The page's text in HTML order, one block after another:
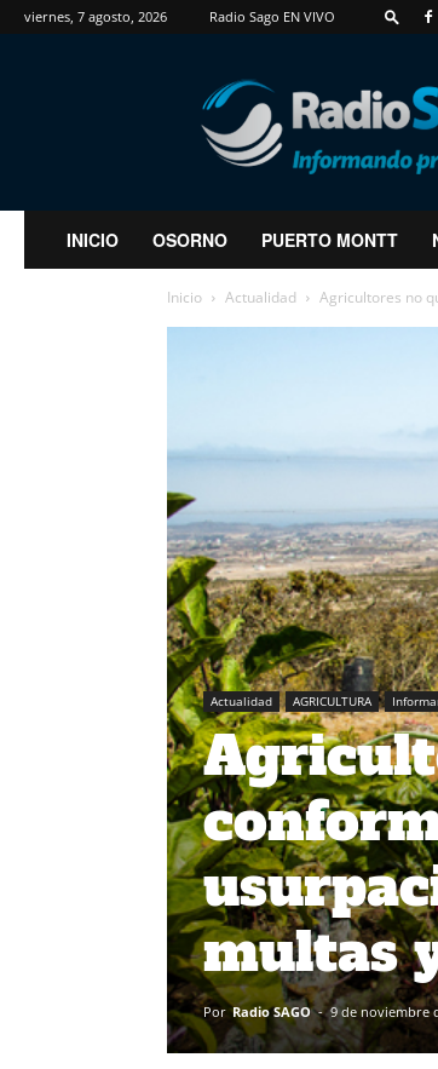
viernes, 7 agosto, 2026 Radio Sago EN VIVO
RadioSago
INICIO OSORNO PUERTO MONTT
Inicio Actualidad Agricultores no
Actualidad AGRICULTURA
multas
Por Radio SAGO - 9 de noviembre